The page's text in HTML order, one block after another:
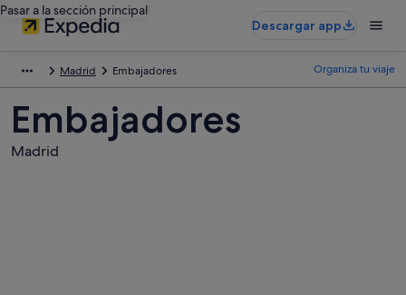
Pasar a la sección principal
Descargar app
Madrid Embajadores Organiza tu viaje
Embajadores
Madrid